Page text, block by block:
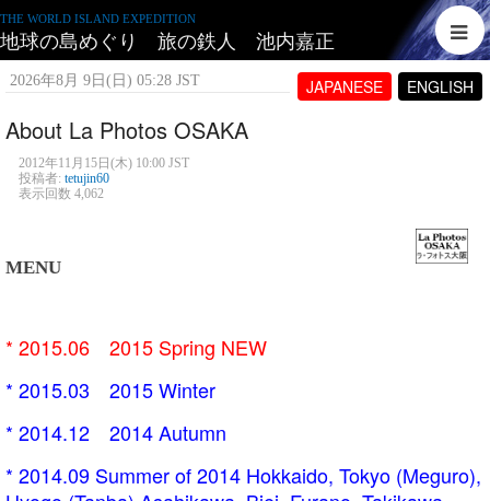
THE WORLD ISLAND EXPEDITION
地球の島めぐり 旅の鉄人 池内嘉正
JAPANESE ENGLISH
2026年8月 9日(日) 05:28 JST
About La Photos OSAKA
2012年11月15日(木) 10:00 JST
投稿者: tetujin60
表示回数 4,062
MENU
* 2015.06 2015 Spring NEW
* 2015.03 2015 Winter
* 2014.12 2014 Autumn
* 2014.09 Summer of 2014 Hokkaido, Tokyo (Meguro),